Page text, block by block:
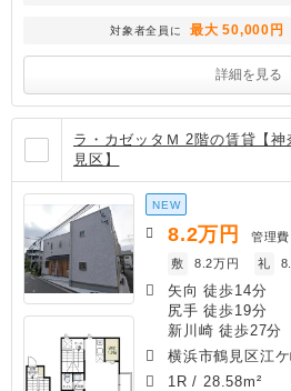
対象者全員に 最大 50,000円
詳細を見る
ラ・カゼッタＭ 2階の賃貸【
見区】
NEW
8.2万円 管理費
敷
8.2万円 礼
矢向 徒歩14分
尻手 徒歩19分
新川崎 徒歩27分
横浜市鶴見区江
1R / 28.58m²